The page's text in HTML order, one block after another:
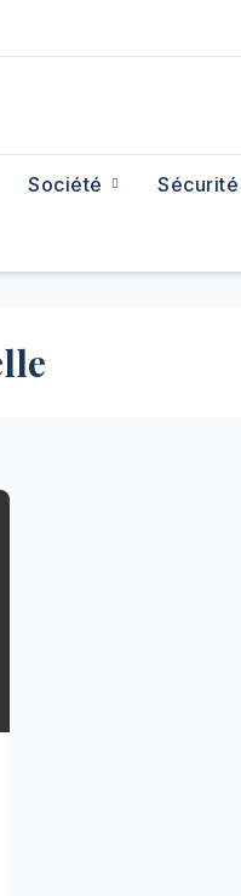
Société Sécurité